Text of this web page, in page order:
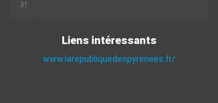
31
Liens intéressants
www.larepubliquedespyrenees.fr/